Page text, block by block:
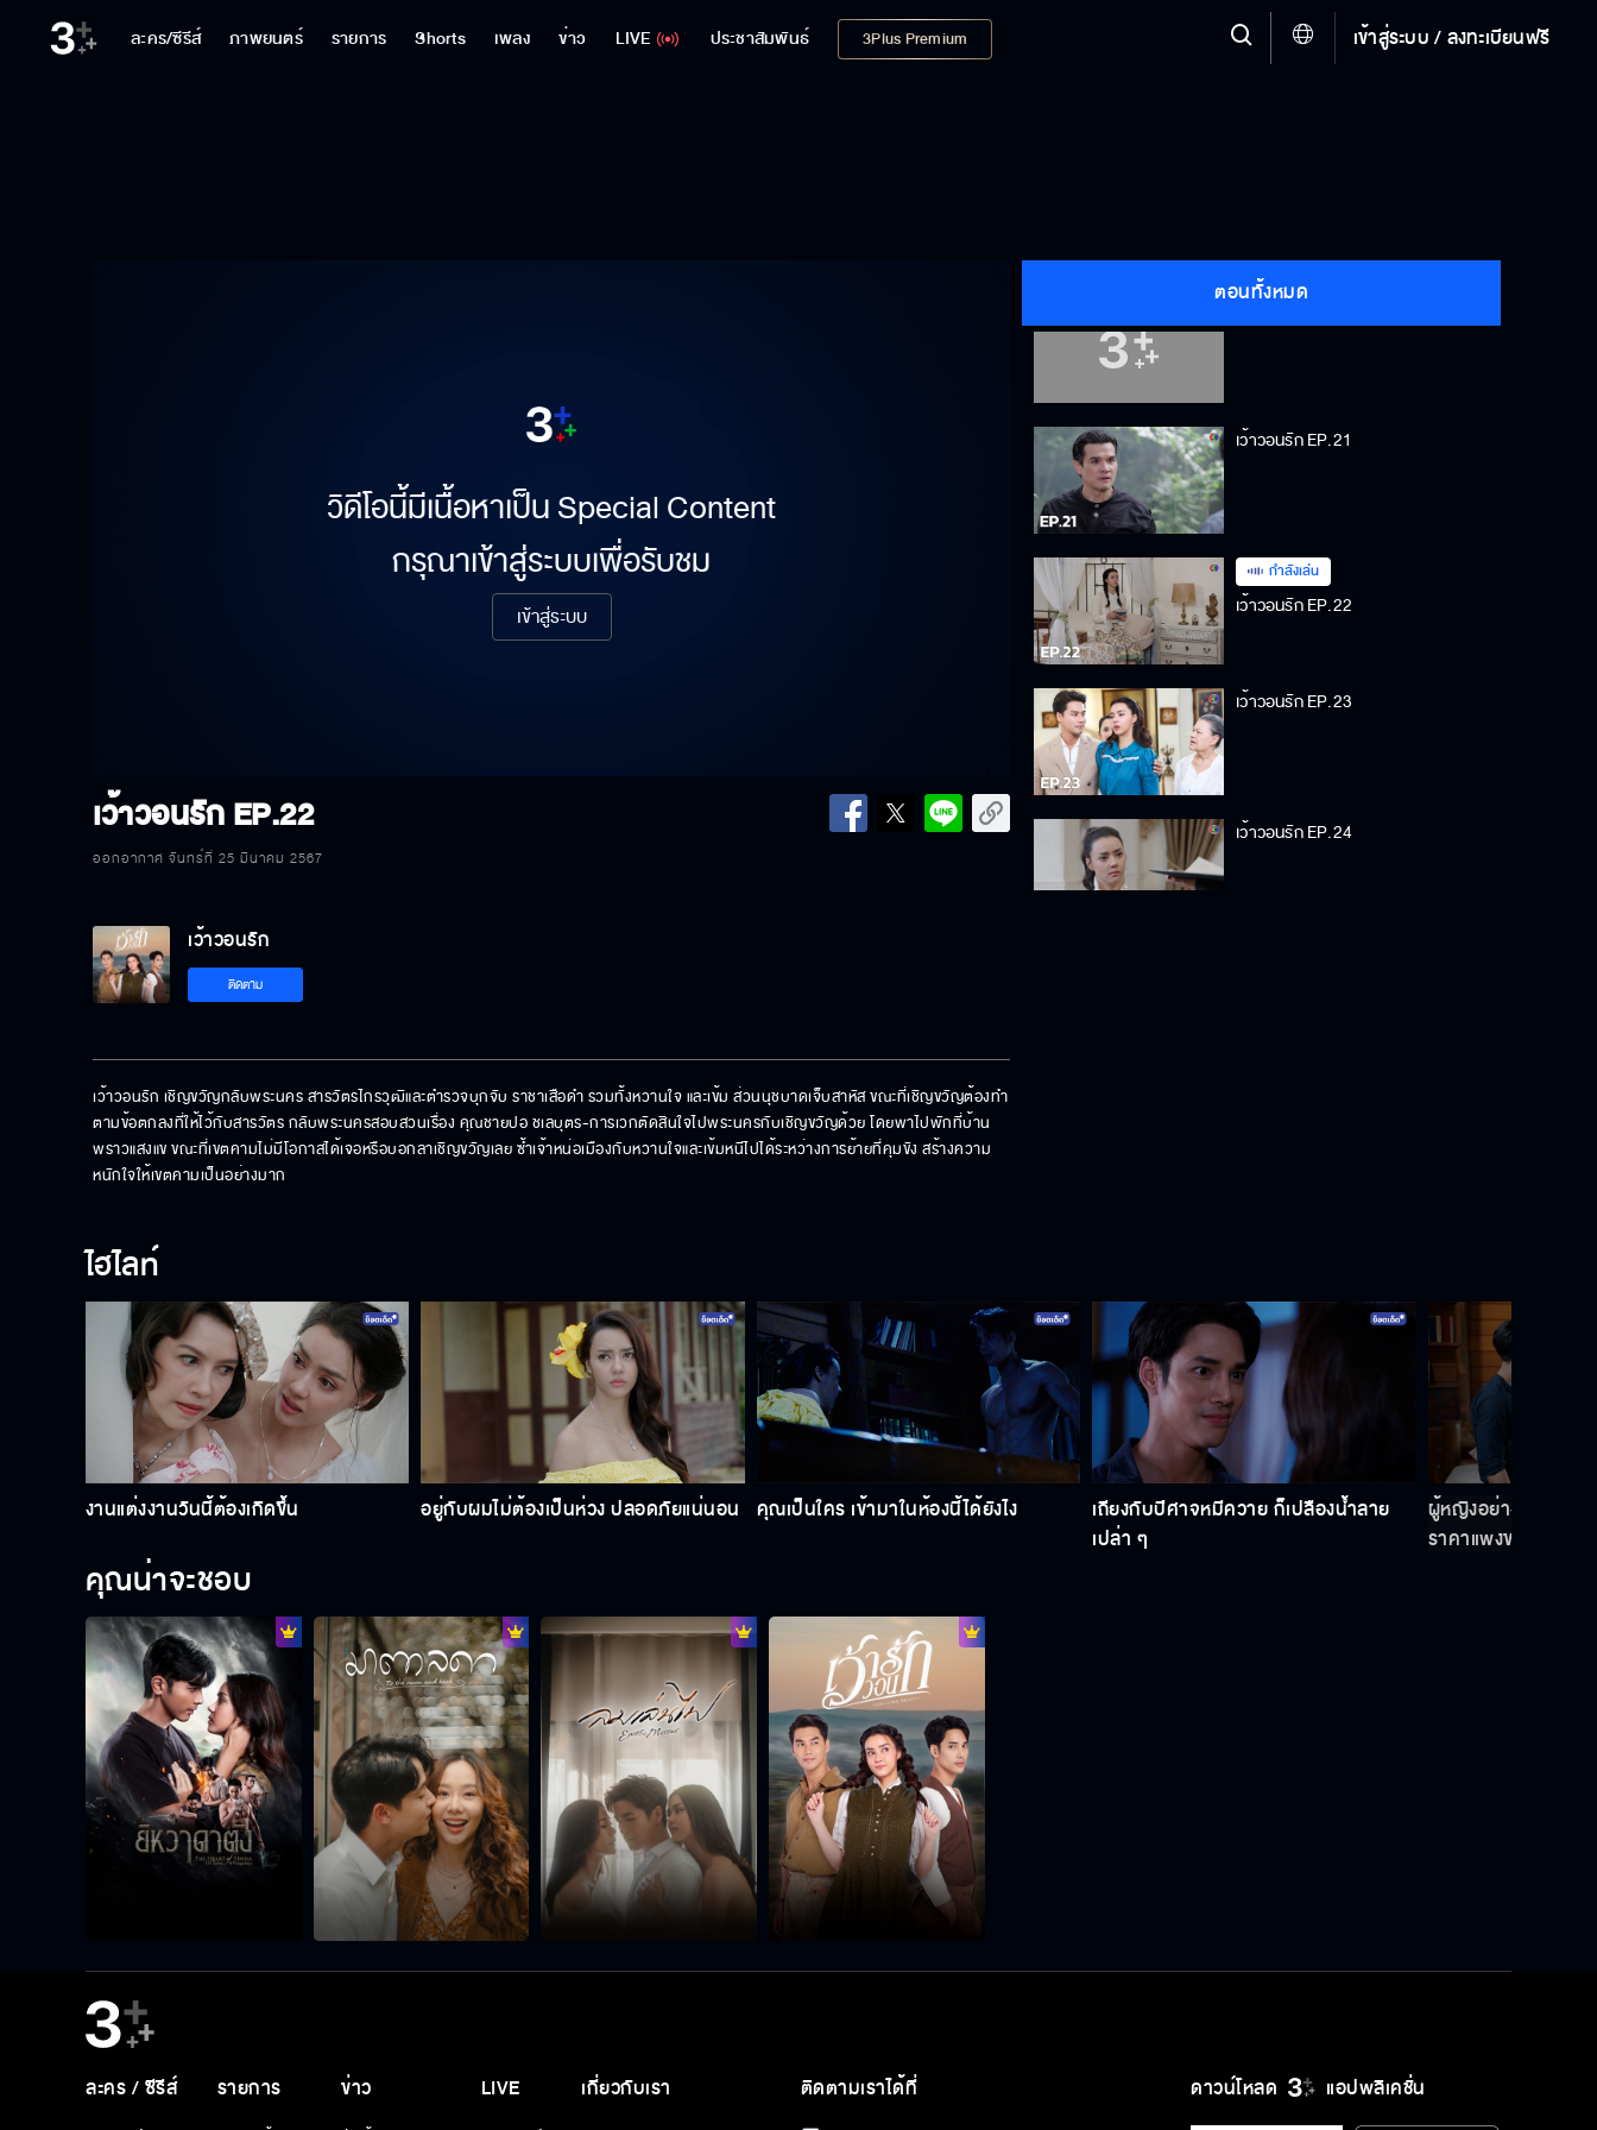
ละคร/ซีรีส์ ภาพยนตร์ รายการ Shorts เพลง ข่าว LIVE ประชาสัมพันธ์ 3Plus Premium เข้าสู่ระบบ / ลงทะเบียนฟรี
วิดีโอนี้มีเนื้อหาเป็น Special Content
กรุณาเข้าสู่ระบบเพื่อรับชม
เข้าสู่ระบบ
เว้าวอนรักEP.22
ออกอากาศ จันทร์ที่ 25 มีนาคม 2567
ตอนทั้งหมด
เว้าวอนรัก EP.18
เว้าวอนรัก EP.21
กำลังเล่น
เว้าวอนรัก EP.22
เว้าวอนรัก EP.23
เว้าวอนรัก EP.24
เว้าวอนรัก EP.28
เว้าวอนรัก EP.29
เว้าวอนรัก
ติดตาม
เว้าวอนรัก เชิญขวัญกลับพระนคร สารวัตรไกรวุฒิและตำรวจบุกจับ ราชาเสือดำ รวมทั้งหวานใจ และเข้ม ส่วนนุชบาดเจ็บสาหัส ขณะที่เชิญขวัญต้องทำ
ตามข้อตกลงที่ให้ไว้กับสารวัตร กลับพระนครสอบสวนเรื่อง คุณชายปอ ชเลบุตร-การเวกตัดสินใจไปพระนครกับเชิญขวัญด้วย โดยพาไปพักที่บ้าน
พราวแสงแข ขณะที่เขตคามไม่มีโอกาสได้เจอหรือบอกลาเชิญขวัญเลย ซ้ำเจ้าหน่อเมืองกับหวานใจและเข้มหนีไปได้ระหว่างการย้ายที่คุมขัง สร้างความ
หนักใจให้เขตคามเป็นอย่างมาก
ไฮไลท์
งานแต่งงานวันนี้ต้องเกิดขึ้น อยู่กับผมไม่ต้องเป็นห่วง ปลอดภัยแน่นอน คุณเป็นใคร เข้ามาในห้องนี้ได้ยังไง
เถียงกับปีศาจหมีควาย ก็เปลืองน้ำลาย
เปล่า ๆ
ผู้หญิงอย่างเธอ ไม่น่
ราคาแพงขนาดนี้
คุณน่าจะชอบ
ดาวน์โหลด แอปพลิเคชั่น
ละคร / ซีรีส์ รายการ ข่าว LIVE เกี่ยวกับเรา ติดตามเราได้ที่